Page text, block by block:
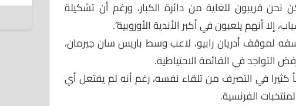
قريبون للغاية من دائرة الكبار، ورغم أن تشكيلة
إلا أنهم يلعبون في أكبر الأندية الأوروبية”.
لموقف أدريان رابيو، لاعب وسط باريس سان جيرمان،
التواجد في القائمة الاحتياطية.
كثيرا في التصرف من تلقاء نفسه، رغم أنه لم يفتعل أي
الفرنسية.